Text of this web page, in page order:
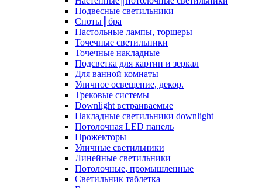
Подвесные светильники
Споты║бра
Настольные лампы, торшеры
Точечные светильники
Точечные накладные
Подсветка для картин и зеркал
Для ванной комнаты
Уличное освещение, декор.
Трековые системы
Downlight встраиваемые
Накладные светильники downlight
Потолочная LED панель
Прожекторы
Уличные светильники
Линейные светильники
Потолочные, промышленные
Светильник таблетка